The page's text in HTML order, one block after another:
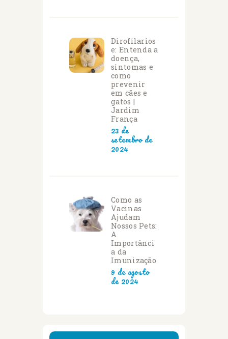
Dirofilarios
e: Entenda a
doença,
sintomas e
como
prevenir
em cães e
gatos |
Jardim
França
23 de
setembro de
2024
Como as
Vacinas
Ajudam
Nossos Pets:
A
Importânci
a da
Imunização
9 de agosto
de 2024